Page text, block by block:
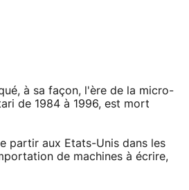
à sa façon, l'ère de la micro-
de 1984 à 1996, est mort
partir aux Etats-Unis dans les
de machines à écrire,